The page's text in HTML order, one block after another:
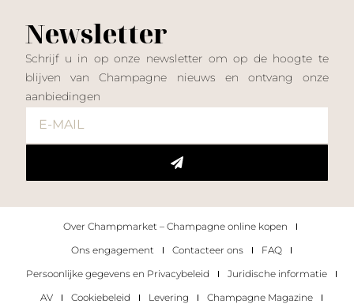
Newsletter
Schrijf u in op onze newsletter om op de hoogte te
blijven van Champagne nieuws en ontvang onze
aanbiedingen
Over Champmarket – Champagne online kopen
Ons engagement
Contacteer ons
FAQ
Persoonlijke gegevens en Privacybeleid
Juridische informatie
AV
Cookiebeleid Levering Champagne Magazine